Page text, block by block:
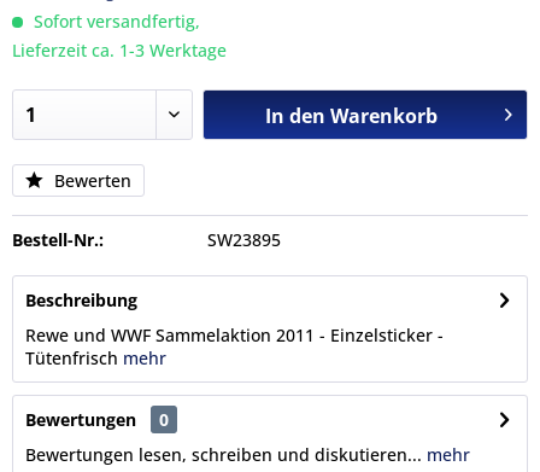
Sofort versandfertig,
Lieferzeit ca. 1-3 Werktage
In den Warenkorb
Bewerten
Bestell-Nr.: SW23895
Beschreibung
Rewe und WWF Sammelaktion 2011 - Einzelsticker -
Tütenfrisch mehr
Bewertungen
0
Bewertungen lesen, schreiben und diskutieren... mehr